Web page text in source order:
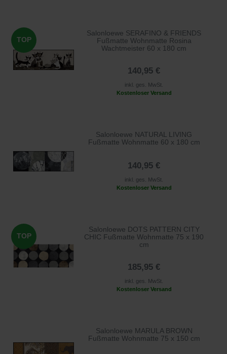
TOP
Salonloewe SERAFINO & FRIENDS
Fußmatte Wohnmatte Rosina
Wachtmeister 60 x 180 cm
140,95 €
inkl. ges. MwSt.
Kostenloser Versand
Salonloewe NATURAL LIVING
Fußmatte Wohnmatte 60 x 180 cm
140,95 €
inkl. ges. MwSt.
Kostenloser Versand
TOP
Salonloewe DOTS PATTERN CITY
CHIC Fußmatte Wohnmatte 75 x 190
cm
185,95 €
inkl. ges. MwSt.
Kostenloser Versand
Salonloewe MARULA BROWN
Fußmatte Wohnmatte 75 x 150 cm